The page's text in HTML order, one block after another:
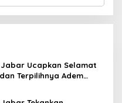
Jabar Ucapkan Selamat
Terpilihnya Adem